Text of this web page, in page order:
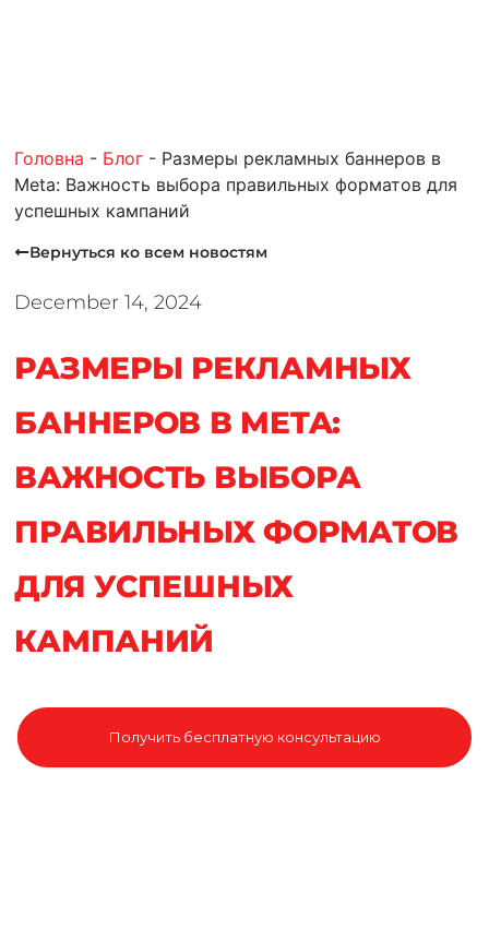
Головна - Блог - Размеры рекламных баннеров в
Meta: Важность выбора правильных форматов для
успешных кампаний
Вернуться ко всем новостям
December 14, 2024
РАЗМЕРЫ РЕКЛАМНЫХ
БАННЕРОВ В META:
ВАЖНОСТЬ ВЫБОРА
ПРАВИЛЬНЫХ ФОРМАТОВ
ДЛЯ УСПЕШНЫХ
КАМПАНИЙ
Получить бесплатную консультацию